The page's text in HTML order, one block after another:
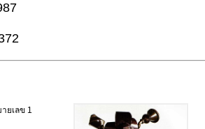
ยเลข 1